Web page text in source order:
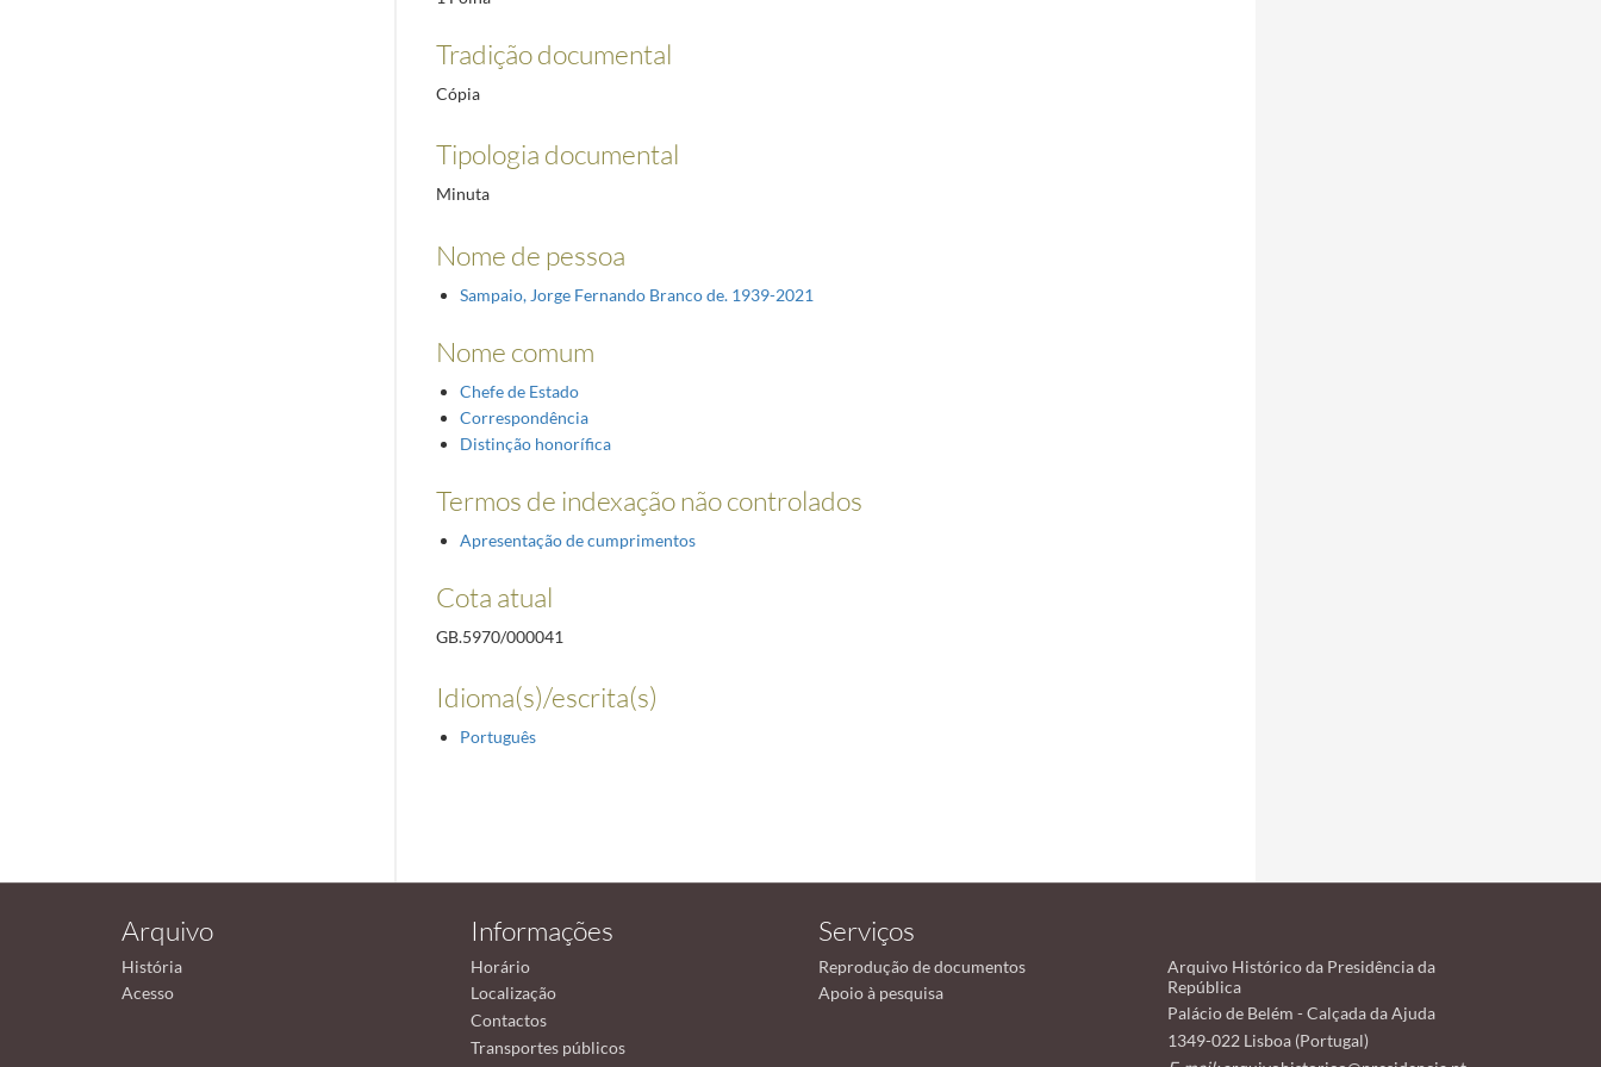
Tradição documental
Cópia
Tipologia documental
Minuta
Nome de pessoa
Sampaio, Jorge Fernando Branco de. 1939-2021
Nome comum
Chefe de Estado
Correspondência
Distinção honorífica
Termos de indexação não controlados
Apresentação de cumprimentos
Cota atual
GB.5970/000041
Idioma(s)/escrita(s)
Português
Arquivo
História
Acesso
Informações
Horário
Localização
Contactos
Transportes públicos
Serviços
Reprodução de documentos
Apoio à pesquisa
Arquivo Histórico da Presidência da
República
Palácio de Belém - Calçada da Ajuda
1349-022 Lisboa (Portugal)